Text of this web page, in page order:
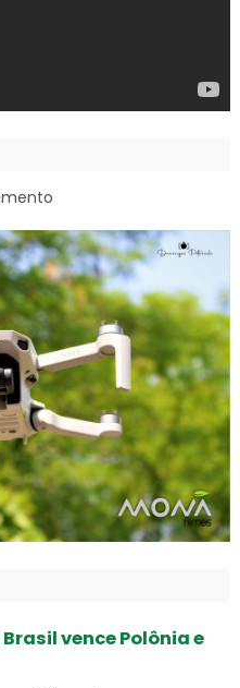
vence Polônia e